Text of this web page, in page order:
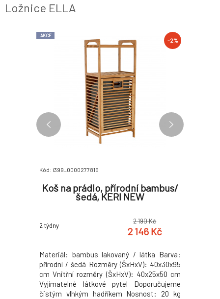
Ložnice ELLA
AKCE
-2%
Kód: i399_0000277815
Koš na prádlo, přírodní bambus/
šedá, KERI NEW
2 týdny
2 190 Kč
2 146 Kč
Materiál: bambus lakovaný / látka Barva:
přírodní / šedá Rozměry (ŠxHxV): 40x30x95
cm Vnitřní rozměry (ŠxHxV): 40x25x50 cm
Vyjímatelné látkové pytel Doporučujeme
čistým vlhkým hadříkem Nosnost: 20 kg